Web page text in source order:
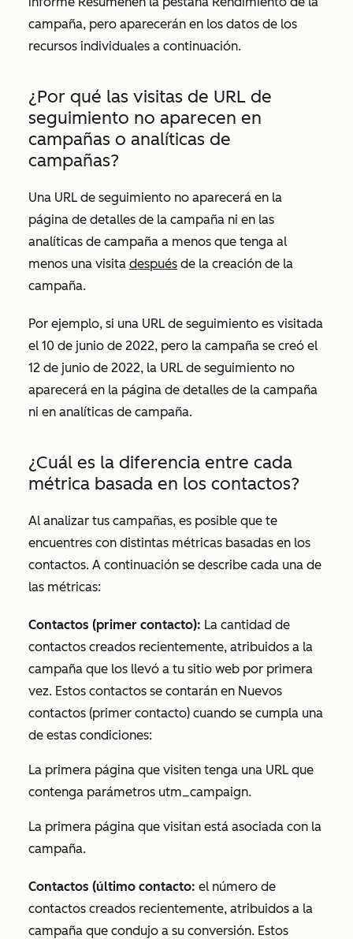
campaña, pero aparecerán en los datos de los
recursos individuales a continuación.
¿Por qué las visitas de URL de
seguimiento no aparecen en
campañas o analíticas de
campañas?
Una URL de seguimiento no aparecerá en la
página de detalles de la campaña ni en las
analíticas de campaña a menos que tenga al
menos una visita después de la creación de la
campaña.
Por ejemplo, si una URL de seguimiento es visitada
el 10 de junio de 2022, pero la campaña se creó el
12 de junio de 2022, la URL de seguimiento no
aparecerá en la página de detalles de la campaña
ni en analíticas de campaña.
¿Cuál es la diferencia entre cada
métrica basada en los contactos?
Al analizar tus campañas, es posible que te
encuentres con distintas métricas basadas en los
contactos. A continuación se describe cada una de
las métricas:
Contactos (primer contacto): La cantidad de
contactos creados recientemente, atribuidos a la
campaña que los llevó a tu sitio web por primera
vez. Estos contactos se contarán en Nuevos
contactos (primer contacto) cuando se cumpla una
de estas condiciones:
La primera página que visiten tenga una URL que
contenga parámetros utm_campaign.
La primera página que visitan está asociada con la
campaña.
Contactos (último contacto: el número de
contactos creados recientemente, atribuidos a la
campaña que condujo a su conversión. Estos